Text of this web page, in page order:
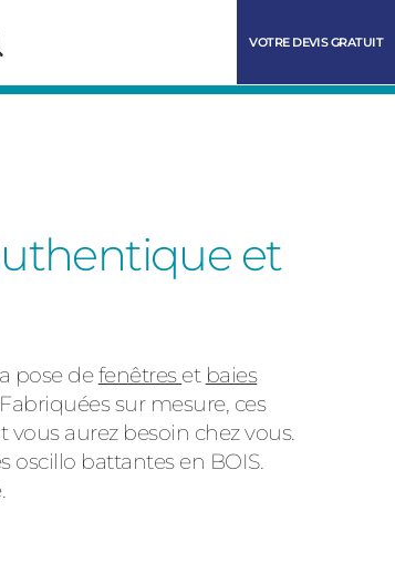
VOTRE DEVIS GRATUIT
et
pose defenêtres et baies
sur mesure, ces
aurez besoin chez vous.
oscillo battantes en BOIS.